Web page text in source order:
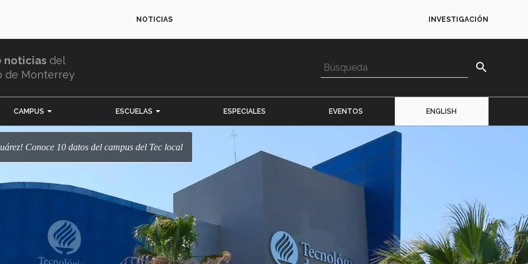
NOTICIAS INVESTIGACIÓN
noticias del
de Monterrey
search
CAMPUS ESCUELAS ESPECIALES EVENTOS ENGLISH
Conoce 10 datos del campus del Tec local